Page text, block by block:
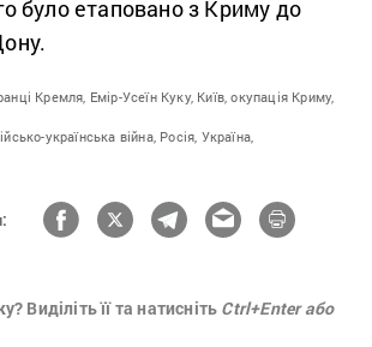
було етаповано з Криму до
Кремля, Емір-Усеїн Куку, Київ, окупація Криму,
українська війна, Росія, Україна,
Виділіть її та натисніть Ctrl+Enter або